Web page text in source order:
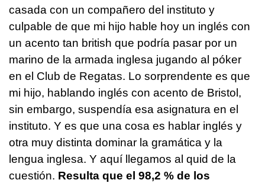
casada con un compañero del instituto y
culpable de que mi hijo hable hoy un inglés con
un acento tan british que podría pasar por un
marino de la armada inglesa jugando al póker
en el Club de Regatas. Lo sorprendente es que
mi hijo, hablando inglés con acento de Bristol,
sin embargo, suspendía esa asignatura en el
instituto. Y es que una cosa es hablar inglés y
otra muy distinta dominar la gramática y la
lengua inglesa. Y aquí llegamos al quid de la
cuestión. Resulta que el 98,2 % de los